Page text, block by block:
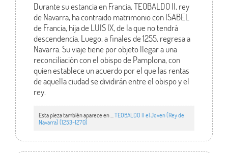
Durante su estancia en Francia, TEOBALDO II, rey
de Navarra, ha contraido matrimonio con ISABEL
de Francia, hija de LUIS IX, de la que no tendrá
descendencia. Luego, a finales de 1255, regresa a
Navarra. Su viaje tiene por objeto llegar a una
reconciliación con el obispo de Pamplona, con
quien establece un acuerdo por el que las rentas
de aquella ciudad se dividirán entre el obispo y el
rey.
Esta pieza también aparece en ... TEOBALDO II el Joven (Rey de
Navarra) (1253-1270)